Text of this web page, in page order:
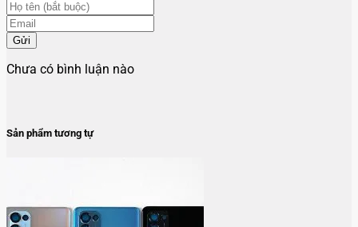
Gửi
Chưa có bình luận nào
Sản phẩm tương tự